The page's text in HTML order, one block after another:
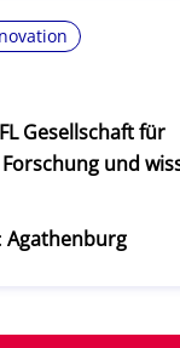
Gesellschaft für
und
Agathenburg